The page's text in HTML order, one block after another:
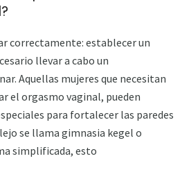
correctamente: establecer un
llevar a cabo un
Aquellas mujeres que necesitan
el orgasmo vaginal, pueden
para fortalecer las paredes
se llama gimnasia kegel o
simplificada, esto